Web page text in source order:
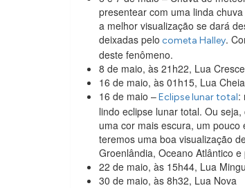
presentear com uma linda
a melhor visualização se dará
deixadas pelo cometa Halley.
deste fenômeno.
8 de maio, às 21h22, Lua
16 de maio, às 01h15, Lua Cheia
16 de maio –Eclipse lunar total:
lindo eclipse lunar total. Ou
uma cor mais escura, um
teremos uma boa visualização
Groenlândia, Oceano Atlântico
22 de maio, às 15h44, Lua
30 de maio, às 8h32, Lua Nova